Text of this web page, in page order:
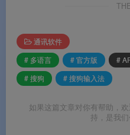
通讯软件
# 多语言
# 官方版 #
# 搜狗
# 搜狗输入法
如果这篇文章对你有帮助，
持，是我们